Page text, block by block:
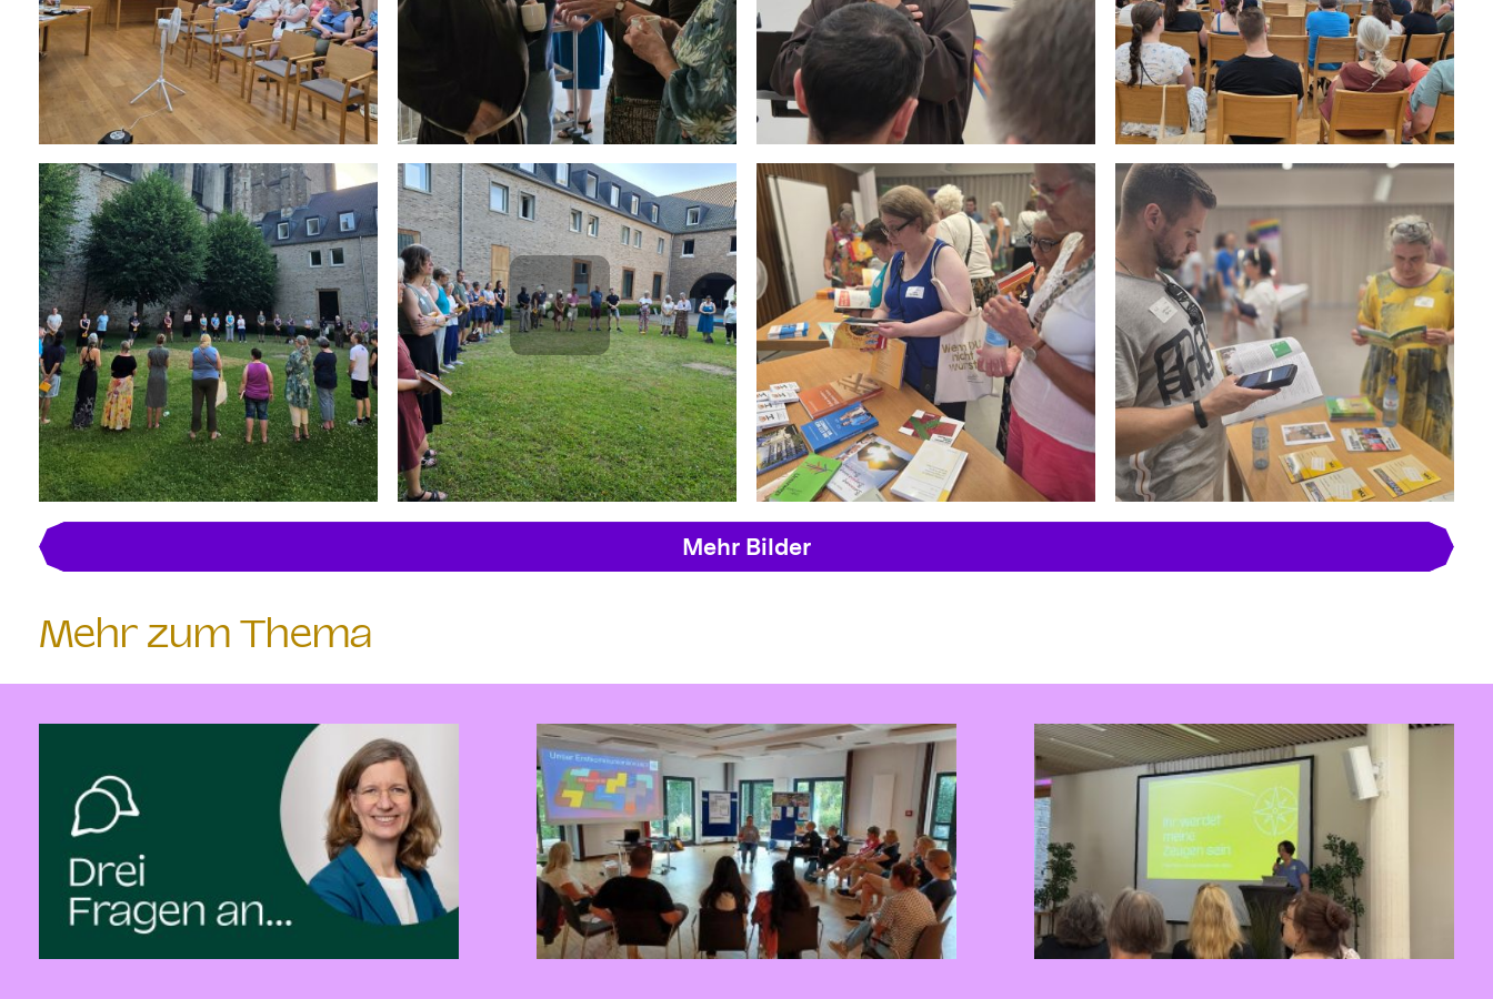
Mehr Bilder
Mehr zum Thema